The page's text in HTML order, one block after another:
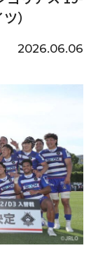
）
2026.06.06